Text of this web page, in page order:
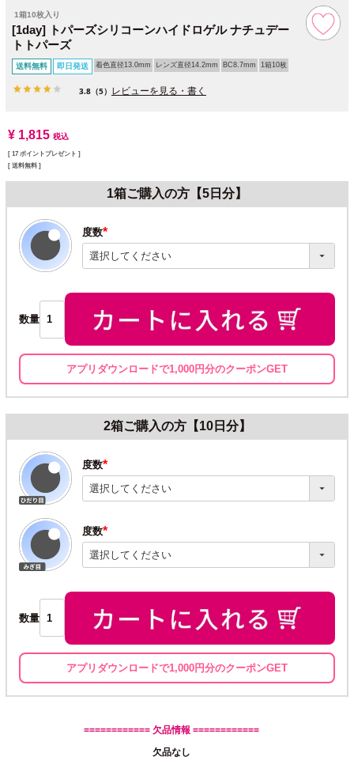
1箱10枚入り
[1day] トパーズシリコーンハイドロゲル ナチュデー
トトパーズ
送料無料 即日発送 着色直径13.0mm レンズ直径14.2mm BC8.7mm 1箱10枚
3.8 （5） レビューを見る・書く
¥ 1,815 税込
[ 17 ポイントプレゼント ]
送料無料
1箱ご購入の方【5日分】
度数
(必
須)
数量
アプリダウンロードで1,000円分のクーポンGET
2箱ご購入の方【10日分】
度数
(必
須)
度数
(必
須)
数量
アプリダウンロードで1,000円分のクーポンGET
============ 欠品情報 ============
欠品なし